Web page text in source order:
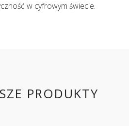
w cyfrowym świecie.
PRODUKTY